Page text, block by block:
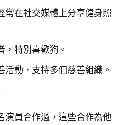
常在社交媒體上分享健身照
，特別喜歡狗。
活動，支持多個慈善組織。
演員合作過，這些合作為他